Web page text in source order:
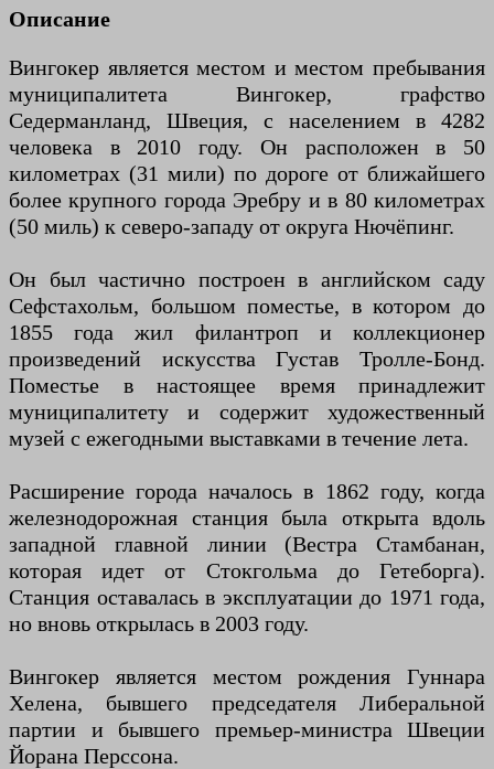
Описание
Вингокер является местом и местом пребывания
муниципалитета Вингокер, графство
Седерманланд, Швеция, с населением в 4282
человека в 2010 году. Он расположен в 50
километрах (31 мили) по дороге от ближайшего
более крупного города Эребру и в 80 километрах
(50 миль) к северо-западу от округа Нючёпинг.
Он был частично построен в английском саду
Сефстахольм, большом поместье, в котором до
1855 года жил филантроп и коллекционер
произведений искусства Густав Тролле-Бонд.
Поместье в настоящее время принадлежит
муниципалитету и содержит художественный
музей с ежегодными выставками в течение лета.
Расширение города началось в 1862 году, когда
железнодорожная станция была открыта вдоль
западной главной линии (Вестра Стамбанан,
которая идет от Стокгольма до Гетеборга).
Станция оставалась в эксплуатации до 1971 года,
но вновь открылась в 2003 году.
Вингокер является местом рождения Гуннара
Хелена, бывшего председателя Либеральной
партии и бывшего премьер-министра Швеции
Йорана Перссона.